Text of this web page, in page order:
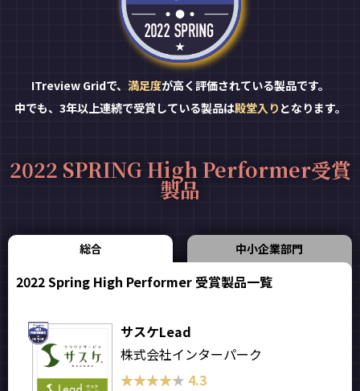
ITreview Gridで、 満足度が高く評価されている製品です。
中でも、3年以上連続で受賞している製品は殿堂入り となります。
2022 SPRING High Performer受賞
製品
総合 中小企業部門
2022 Spring High Performer 受賞製品一覧
サスケLead
株式会社インターパーク
★★★★★
★★★★★ 4.3